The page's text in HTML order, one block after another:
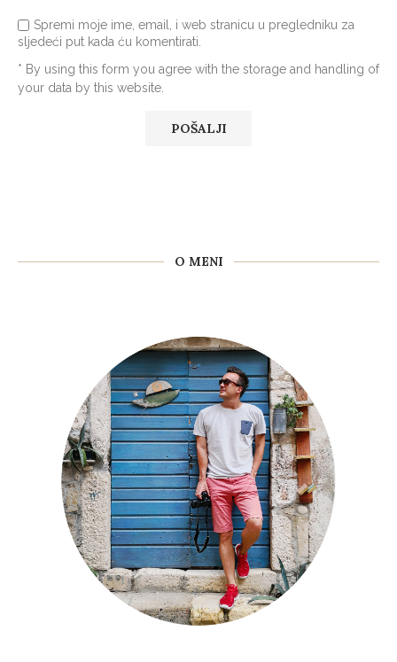
Spremi moje ime, email, i web stranicu u pregledniku za
sljedeći put kada ću komentirati.
* By using this form you agree with the storage and handling of
your data by this website.
O MENI